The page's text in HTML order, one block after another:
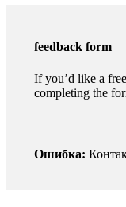
feedback form
If you’d like a
completing the
Ошибка: